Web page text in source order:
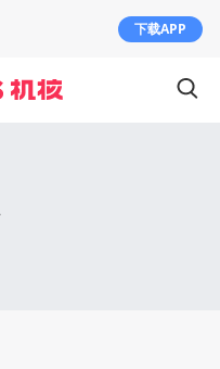
下载APP